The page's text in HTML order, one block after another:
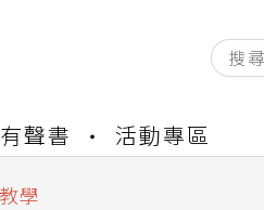
有聲書 活動專區